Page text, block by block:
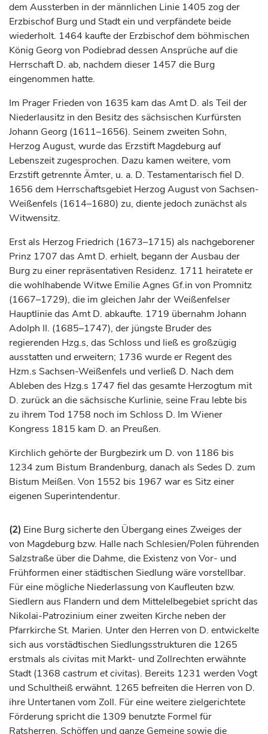
dem Aussterben in der männlichen Linie 1405 zog der
ErzbischofBurg und Stadt ein und verpfändete beide
wiederholt. 1464 kaufte der Erzbischofdem böhmischen
König Georg von Podiebrad dessen Ansprüche auf die
Herrschaft D. ab, nachdem dieser 1457 die Burg
eingenommen hatte.
Im Prager Frieden von 1635 kam das Amt D. als Teil der
Niederlausitz in den Besitz des sächsischen Kurfürsten
Johann Georg (1611–1656). Seinem zweiten Sohn,
HerzogAugust, wurde das ErzstiftMagdeburg auf
Lebenszeit zugesprochen. Dazu kamen weitere, vom
Erzstift getrennte Ämter, u. a. D. Testamentarisch fiel D.
1656 dem HerrschaftsgebietHerzogAugust von Sachsen-
Weißenfels (1614–1680) zu, diente jedoch zunächst als
Witwensitz.
Erst als Herzog Friedrich (1673–1715) als nachgeborener
Prinz 1707 das Amt D. erhielt, begann der Ausbau der
Burg zu einer repräsentativen Residenz. 1711 heiratete er
die wohlhabende Witwe Emilie Agnes Gf.in von Promnitz
(1667–1729), die im gleichen Jahr der Weißenfelser
Hauptlinie das Amt D. abkaufte. 1719 übernahm Johann
Adolph II. (1685–1747), der jüngste Bruder des
regierenden Hzg.s, das Schloss und ließ es großzügig
ausstatten und erweitern; 1736 wurde er Regent des
Hzm.s Sachsen-Weißenfels und verließ D. Nach dem
Ableben des Hzg.s 1747 fiel das gesamte Herzogtum mit
D. zurück an die sächsische Kurlinie, seine Frau lebte bis
zu ihrem Tod 1758 noch im Schloss D. Im Wiener
Kongress 1815 kam D. an Preußen.
Kirchlich gehörte der Burgbezirk um D. von 1186 bis
1234 zum Bistum Brandenburg, danach als Sedes D. zum
Bistum Meißen. Von 1552 bis 1967 war es Sitz einer
eigenen Superintendentur.
(2) Eine Burg sicherte den Übergang eines Zweiges der
von Magdeburg bzw. Halle nach Schlesien/Polen führenden
Salzstraße über die Dahme, die Existenz von Vor- und
Frühformen einer städtischen Siedlung wäre vorstellbar.
Für eine mögliche Niederlassung von Kaufleuten bzw.
Siedlern aus Flandern und dem Mittelelbegebiet spricht das
Nikolai-Patrozinium einer zweiten Kirche neben der
Pfarrkirche St. Marien. Unter den Herren von D. entwickelte
sich aus vorstädtischen Siedlungsstrukturen die 1265
erstmals als civitas mit Markt- und Zollrechten erwähnte
Stadt (1368 castrum et civitas). Bereits 1231 werden Vogt
und Schultheiß erwähnt. 1265 befreiten die Herren von D.
ihre Untertanen vom Zoll. Für eine weitere zielgerichtete
Förderung spricht die 1309 benutzte Formel für
Ratsherren, Schöffen und ganze Gemeine sowie die